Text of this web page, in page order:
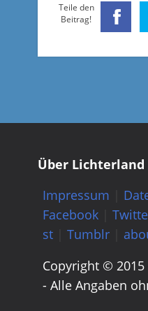
Teile den
Beitrag!
Über Lichterland
Impressum
Facebook|
st| Tumblr|
Copyright ©
- Alle Angaben